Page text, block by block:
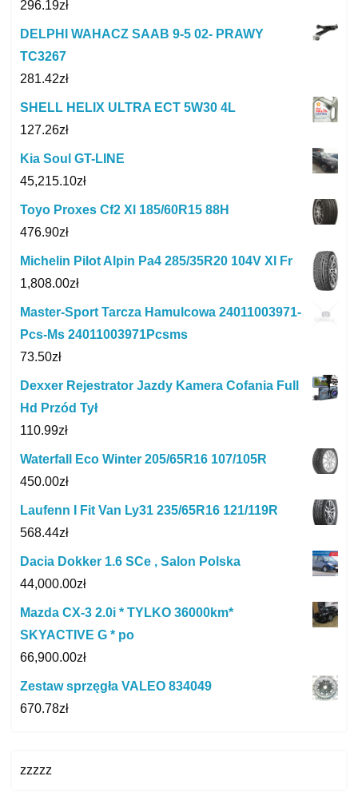
296.19zł
DELPHI WAHACZ SAAB 9-5 02- PRAWY
TC3267
281.42zł
SHELL HELIX ULTRA ECT 5W30 4L
127.26zł
Kia Soul GT-LINE
45,215.10zł
Toyo Proxes Cf2 Xl 185/60R15 88H
476.90zł
Michelin Pilot Alpin Pa4 285/35R20 104V Xl Fr
1,808.00zł
Master-Sport Tarcza Hamulcowa 24011003971-
Pcs-Ms 24011003971Pcsms
73.50zł
Dexxer Rejestrator Jazdy Kamera Cofania Full
Hd Przód Tył
110.99zł
Waterfall Eco Winter 205/65R16 107/105R
450.00zł
Laufenn I Fit Van Ly31 235/65R16 121/119R
568.44zł
Dacia Dokker 1.6 SCe , Salon Polska
44,000.00zł
Mazda CX-3 2.0i * TYLKO 36000km*
SKYACTIVE G * po
66,900.00zł
Zestaw sprzęgła VALEO 834049
670.78zł
zzzzz